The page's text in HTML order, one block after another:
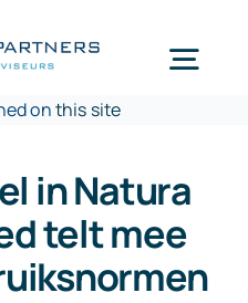
wij
onthis site
in Natura
telt mee